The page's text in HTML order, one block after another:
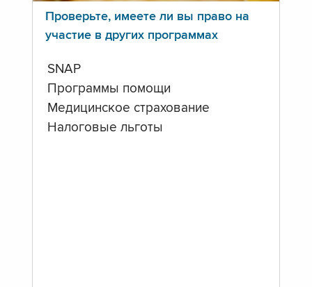
Проверьте, имеете ли вы право на
участие в других программах
SNAP
Программы помощи
Медицинское страхование
Налоговые льготы